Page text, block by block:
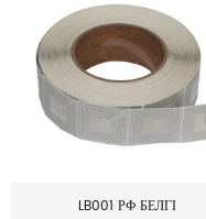
LB001 РФ БЕЛГІ